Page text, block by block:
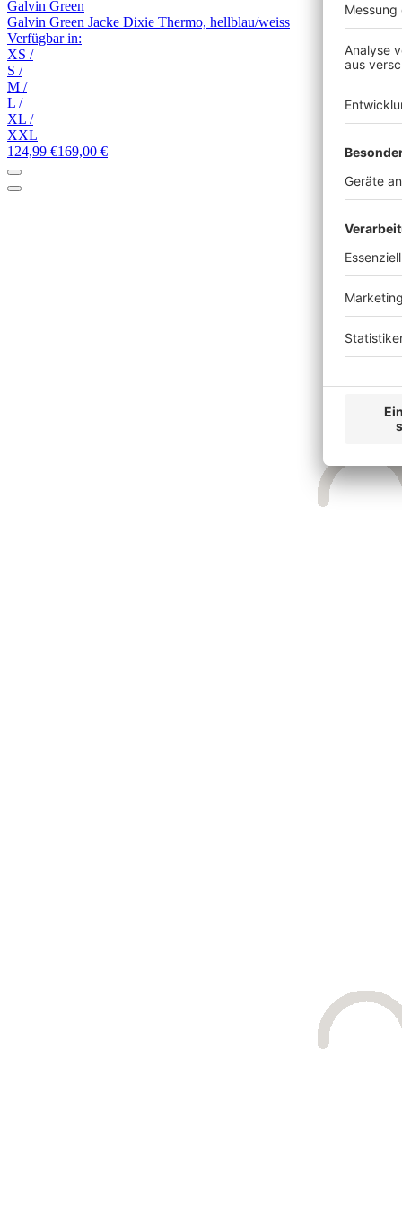
Galvin Green
Galvin Green Jacke Dixie Thermo, hellblau/weiss
Verfügbar in:
XS /
S /
M /
L /
XL /
XXL
124,99 €169,00 €